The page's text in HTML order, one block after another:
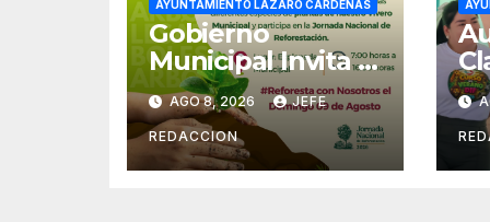
AYUNTAMIENTO LÁZARO CÁRDENAS
Gobierno
Municipal Invita a
Campaña
Nacional de
Reforestación
AGO 8, 2026 JEFE
REDACCION